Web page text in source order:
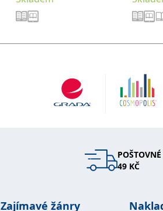
49 KČ
Zajímavé žánry